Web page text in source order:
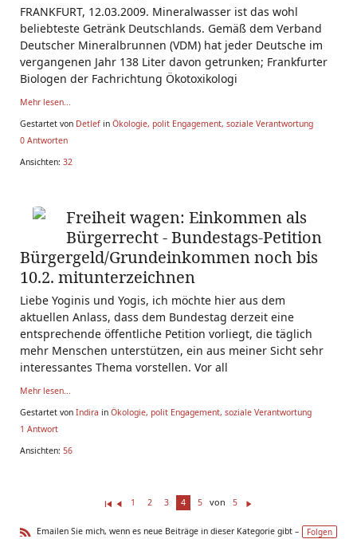
FRANKFURT, 12.03.2009. Mineralwasser ist das wohl
beliebteste Getränk Deutschlands. Gemäß dem Verband
Deutscher Mineralbrunnen (VDM) hat jeder Deutsche im
vergangenen Jahr 138 Liter davon getrunken; Frankfurter
Biologen der Fachrichtung Ökotoxikologi
Mehr lesen...
Gestartet von Detlef in Ökologie, polit Engagement, soziale Verantwortung
0 Antworten
Ansichten: 32
Freiheit wagen: Einkommen als
Bürgerrecht - Bundestags-Petition
Bürgergeld/Grundeinkommen noch bis
10.2. mitunterzeichnen
Liebe Yoginis und Yogis, ich möchte hier aus dem
aktuellen Anlass, dass dem Bundestag derzeit eine
entsprechende öffentliche Petition vorliegt, die täglich
mehr Menschen unterstützen, ein aus meiner Sicht sehr
interessantes Thema vorstellen. Vor all
Mehr lesen...
Gestartet von Indira in Ökologie, polit Engagement, soziale Verantwortung
1 Antwort
Ansichten: 56
st ur
1 2 3 4 5 von 5
ei
Emailen Sie mich, wenn es neue Beiträge in dieser Kategorie gibt – Folgen